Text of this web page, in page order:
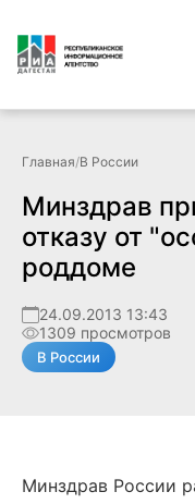
Главная/В России
Минздрав
отказу от
роддоме
24.09.2013 13:43
1309 просмотров
В России
Минздрав России